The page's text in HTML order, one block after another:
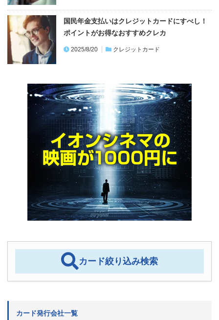
国民年金支払いはクレジットカードにすべし！
ポイントがお得なおすすめクレカ
2025/8/20 クレジットカード
カード絞り込み検索
カード発行会社一覧